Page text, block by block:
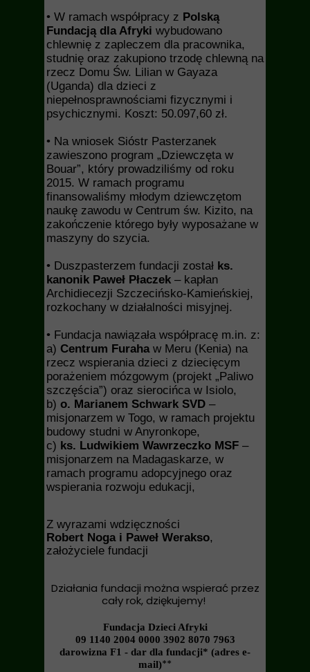
• W ramach współpracy z Polską
Fundacją dla Afryki wybudowano
chlewnię z zapleczem dla pracownika,
studnię oraz zakupiono trzodę chlewną na
rzecz Domu Św. Lilian w Gayaza
(Uganda) dla dzieci z
niepełnosprawnościami fizycznymi i
psychicznymi. Koszt: 50.097,60 zł.
• Na wniosek Sióstr Pasterzanek
zawieszono program „Dziewczęta w
Bouar”, który prowadziliśmy od roku
2015. W ramach programu
finansowaliśmy młodym dziewczętom
naukę zawodu w Centrum św. Kizito, na
zakończenie którego były wyposażane w
maszyny do szycia.
• Duszpasterzem fundacji został ks.
kanonik Paweł Płaczek – kapłan
Archidiecezji Szczecińsko-Kamieńskiej,
rozkochany w działalności misyjnej.
• Fundacja nawiązała współpracę m.in. z:
a) Centrum Furahaw Meru (Kenia) na
rzecz wspierania dzieci z dziecięcym
porażeniem mózgowym (projekt „Paliwo
szczęścia”) oraz sierocińca w Isiolo,
b) o. Marianem Schwark SVD –
misjonarzem w Togo, w ramach projektu
budowy studni w Anyronkope,
c) ks. Ludwikiem Wawrzeczko MSF –
misjonarzem na Madagaskarze, w
ramach programu adopcyjnego oraz
wspierania rozwoju edukacji,
Z wyrazami wdzięczności
Robert Noga i Paweł Werakso,
założyciele fundacji
Działania fundacji można wspierać przez
cały rok, dziękujemy!
Fundacja Dzieci Afryki
09 1140 2004 0000 3902 8070 7963
darowizna F1 - dar dla fundacji* (adres e-
mail)**